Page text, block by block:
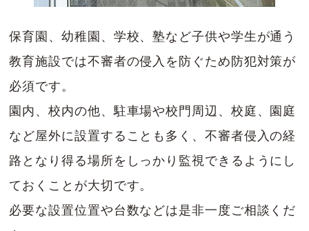
保育園、幼稚園、学校、塾など子供や学生が通う
教育施設では不審者の侵入を防ぐため防犯対策が
必須です。
園内、校内の他、駐車場や校門周辺、校庭、園庭
など屋外に設置することも多く、不審者侵入の経
路となり得る場所をしっかり監視できるようにし
ておくことが大切です。
必要な設置位置や台数などは是非一度ご相談くだ